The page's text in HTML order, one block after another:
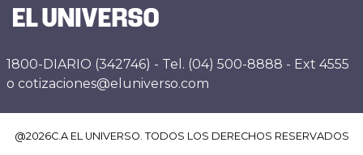
1800-DIARIO (342746) - Tel. (04) 500-8888 - Ext 4555
o cotizaciones@eluniverso.com
@2026C.A EL UNIVERSO. TODOS LOS DERECHOS RESERVADOS